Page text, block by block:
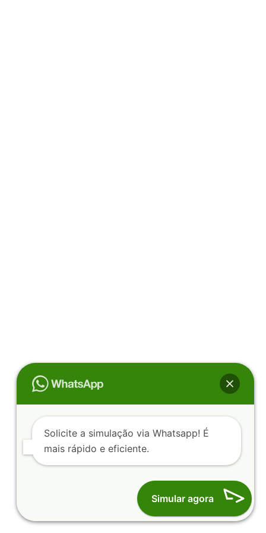
Solicite a simulação via Whatsapp! É
mais rápido e eficiente.
Simular agora